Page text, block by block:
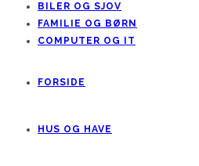
BILER OG SJOV
FAMILIE OG BØRN
COMPUTER OG IT
FORSIDE
HUS OG HAVE